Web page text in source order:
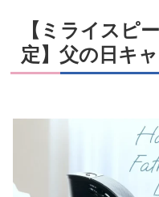
【ミライスピ
定】父の日キ